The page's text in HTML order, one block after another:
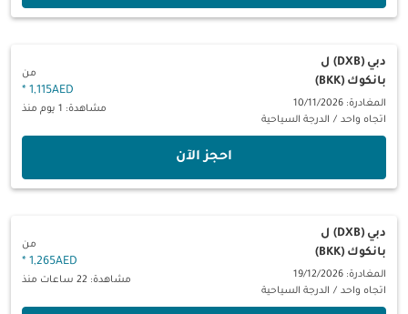
دبي (DXB)
ل
بانكوك (BKK)
المغادرة: 10/11/2026
اتجاه واحد / الدرجة السياحية
من
1,115AED
*
مشاهدة: 1 يوم منذ
‫احجز الآن‬
دبي (DXB)
ل
بانكوك (BKK)
المغادرة: 19/12/2026
اتجاه واحد / الدرجة السياحية
من
1,265AED
*
مشاهدة: 22 ساعات منذ